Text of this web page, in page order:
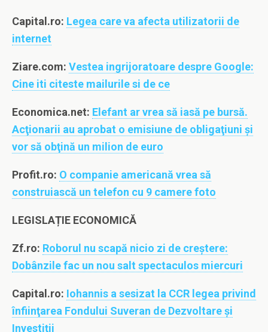
Capital.ro: Legea care va afecta utilizatorii de
internet
Ziare.com: Vestea ingrijoratoare despre Google:
Cine iti citeste mailurile si de ce
Economica.net: Elefant ar vrea să iasă pe bursă.
Acţionarii au aprobat o emisiune de obligaţiuni şi
vor să obţină un milion de euro
Profit.ro: O companie americană vrea să
construiască un telefon cu 9 camere foto
LEGISLAȚIE ECONOMICĂ
Zf.ro: Roborul nu scapă nicio zi de creştere:
Dobânzile fac un nou salt spectaculos miercuri
Capital.ro: Iohannis a sesizat la CCR legea privind
înfiinţarea Fondului Suveran de Dezvoltare şi
Investiţii